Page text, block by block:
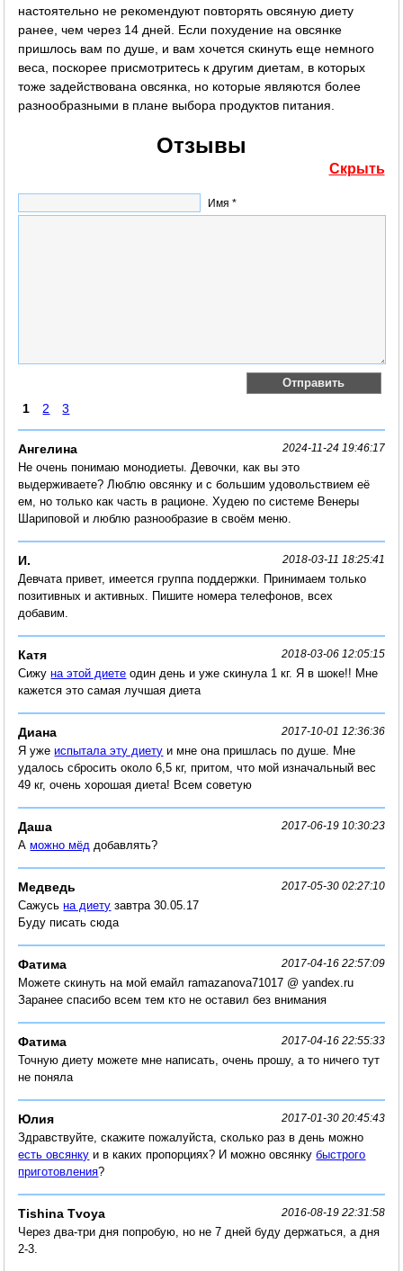
настоятельно не рекомендуют повторять овсяную диету
ранее, чем через 14 дней. Если похудение на овсянке
пришлось вам по душе, и вам хочется скинуть еще немного
веса, поскорее присмотритесь к другим диетам, в которых
тоже задействована овсянка, но которые являются более
разнообразными в плане выбора продуктов питания.
Отзывы
Скрыть
Имя *
1 2 3
Ангелина 2024-11-24 19:46:17
Не очень понимаю монодиеты. Девочки, как вы это
выдерживаете? Люблю овсянку и с большим удовольствием её
ем, но только как часть в рационе. Худею по системе Венеры
Шариповой и люблю разнообразие в своём меню.
И. 2018-03-11 18:25:41
Девчата привет, имеется группа поддержки. Принимаем только
позитивных и активных. Пишите номера телефонов, всех
добавим.
Катя 2018-03-06 12:05:15
Сижуна этой диете один день и уже скинула 1 кг. Я в шоке!! Мне
кажется это самая лучшая диета
Диана 2017-10-01 12:36:36
Я ужеиспытала эту диету и мне она пришлась по душе. Мне
удалось сбросить около 6,5 кг, притом, что мой изначальный вес
49 кг, очень хорошая диета! Всем советую
Даша 2017-06-19 10:30:23
Аможно мёд добавлять?
Медведь 2017-05-30 02:27:10
Сажусьна диету завтра 30.05.17
Буду писать сюда
Фатима 2017-04-16 22:57:09
Можете скинуть на мой емайл ramazanova71017 @ yandex.ru
Заранее спасибо всем тем кто не оставил без внимания
Фатима 2017-04-16 22:55:33
Точную диету можете мне написать, очень прошу, а то ничего тут
не поняла
Юлия 2017-01-30 20:45:43
Здравствуйте, скажите пожалуйста, сколько раз в день можно
есть овсянку и в каких пропорциях? И можно овсянкубыстрого
приготовления?
Tishina Tvoya 2016-08-19 22:31:58
Через два-три дня попробую, но не 7 дней буду держаться, а дня
2-3.